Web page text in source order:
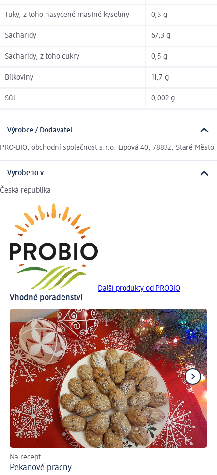
Tuky, z toho nasycené mastné kyseliny 0,5 g
Sacharidy 67,3 g
Sacharidy, z toho cukry 0,5 g
Bílkoviny 11,7 g
Sůl 0,002 g
Výrobce / Dodavatel
PRO-BIO, obchodní společnost s.r.o. Lipová 40, 78832, Staré Město
Vyrobeno v
Česká republika
Další produkty od PROBIO
Vhodné poradenství
Na recept
Pekanové pracny